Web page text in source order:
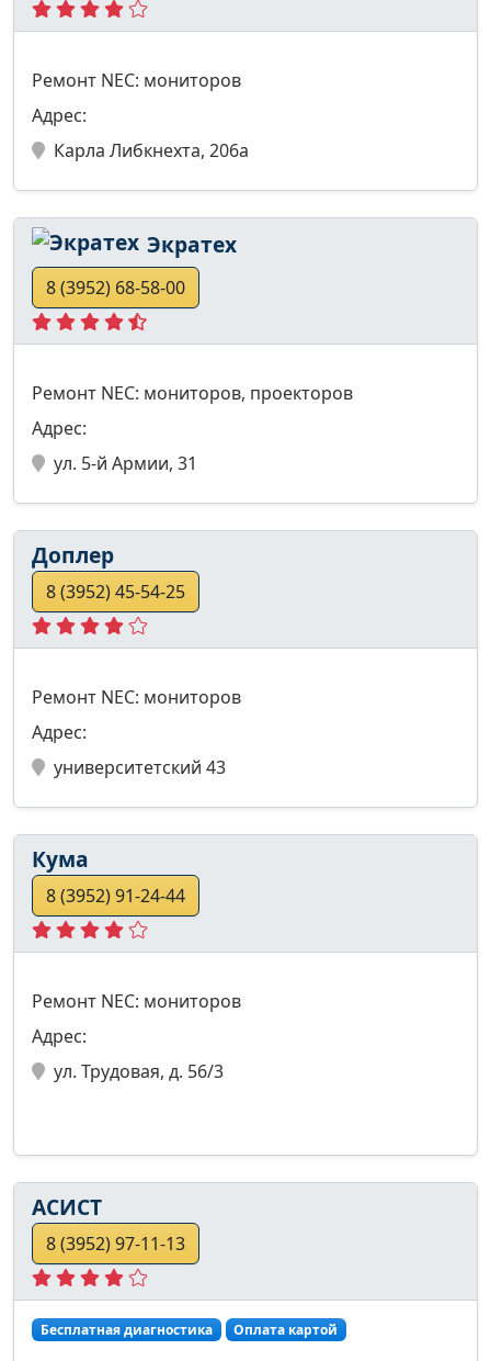
Ремонт NEC: мониторов
Адрес:
Карла Либкнехта, 206а
Экратех
8 (3952) 68-58-00
Ремонт NEC: мониторов, проекторов
Адрес:
ул. 5-й Армии, 31
Доплер
8 (3952) 45-54-25
Ремонт NEC: мониторов
Адрес:
университетский 43
Кума
8 (3952) 91-24-44
Ремонт NEC: мониторов
Адрес:
ул. Трудовая, д. 56/3
АСИСТ
8 (3952) 97-11-13
Бесплатная диагностика Оплата картой